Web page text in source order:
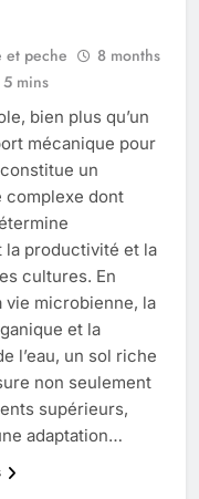
et peche
8 months
5 mins
bien plus qu’un
mécanique pour
un
complexe dont
la productivité et la
cultures. En
vie microbienne, la
et la
l’eau, un sol riche
non seulement
supérieurs,
adaptation…